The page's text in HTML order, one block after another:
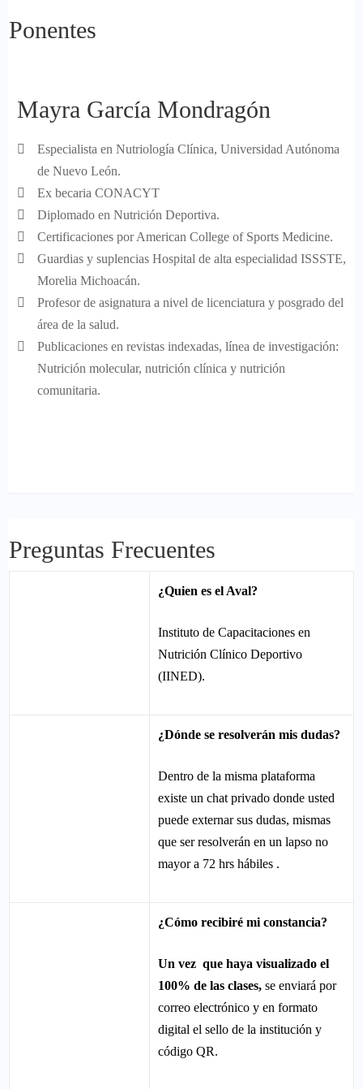
Ponentes
Mayra García Mondragón
Especialista en Nutriología Clínica, Universidad Autónoma
de Nuevo León.
Ex becaria CONACYT
Diplomado en Nutrición Deportiva.
Certificaciones por American College of Sports Medicine.
Guardias y suplencias Hospital de alta especialidad ISSSTE,
Morelia Michoacán.
Profesor de asignatura a nivel de licenciatura y posgrado del
área de la salud.
Publicaciones en revistas indexadas, línea de investigación:
Nutrición molecular, nutrición clínica y nutrición
comunitaria.
Preguntas Frecuentes
¿Quien es el Aval?
Instituto de Capacitaciones en
Nutrición Clínico Deportivo
(IINED).
¿Dónde se resolverán mis dudas?
Dentro de la misma plataforma
existe un chat privado donde usted
puede externar sus dudas, mismas
que ser resolverán en un lapso no
mayor a 72 hrs hábiles .
¿Cómo recibiré mi constancia?
Un vez que haya visualizado el
100% de las clases, se enviará por
correo electrónico y en formato
digital el sello de la institución y
código QR.